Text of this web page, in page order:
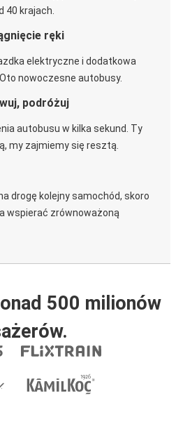
40 krajach.
ręki
elektryczne i dodatkowa
nowoczesne autobusy.
podróżuj
autobusu w kilka sekund. Ty
my zajmiemy się resztą.
drogę kolejny samochód, skoro
wspierać zrównoważoną
500 milionów